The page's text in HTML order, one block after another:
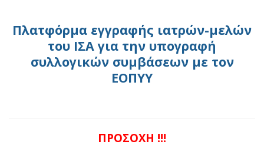
Πλατφόρμα εγγραφής ιατρών-μελών
του ΙΣΑ για την υπογραφή
συλλογικών συμβάσεων με τον
ΕΟΠΥΥ
ΠΡΟΣΟΧΗ !!!